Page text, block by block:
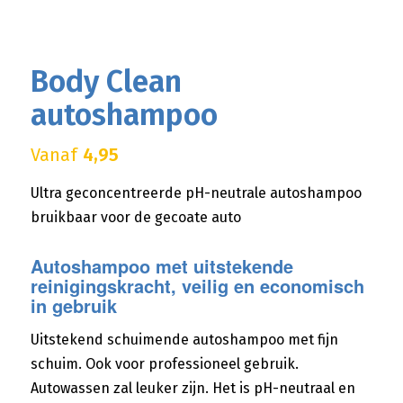
Body Clean
autoshampoo
Vanaf 4,95
Ultra geconcentreerde pH-neutrale autoshampoo
bruikbaar voor de gecoate auto
Autoshampoo met uitstekende
reinigingskracht, veilig en economisch
in gebruik
Uitstekend schuimende autoshampoo met fijn
schuim. Ook voor professioneel gebruik.
Autowassen zal leuker zijn. Het is pH-neutraal en